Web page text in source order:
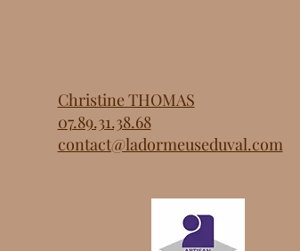
Christine THOMAS
07.89.31.38.68
contact@ladormeuseduval.com